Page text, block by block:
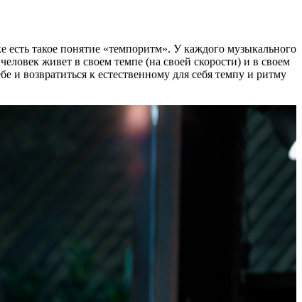
такое понятие «темпоритм». У каждого музыкального
живет в своем темпе (на своей скорости) и в своем
и возвратиться к естественному для себя темпу и ритму